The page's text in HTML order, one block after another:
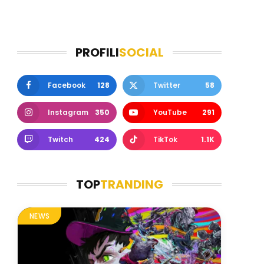
PROFILISOCIAL
Facebook 128 Twitter 58
Instagram 350 YouTube 291
Twitch 424 TikTok 1.1K
TOPTRANDING
NEWS